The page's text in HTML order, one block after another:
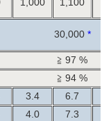
1,000 1,100
30,000 *
≧ 97 %
≧ 94 %
3.4 6.7
4.0 7.3